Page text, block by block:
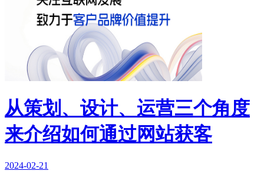
从策划、设计、运营三个角度
来介绍如何通过网站获客
2024-02-21